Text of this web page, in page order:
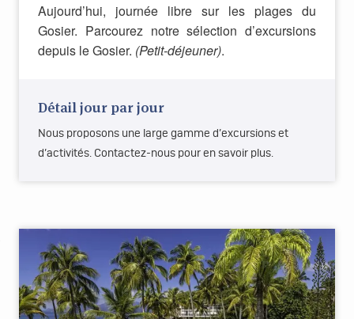
Aujourd’hui, journée libre sur les plages du
Gosier. Parcourez notre sélection d’excursions
depuis le Gosier. (Petit-déjeuner).
Détail jour par jour
Nous proposons une large gamme d’excursions et
d’activités. Contactez-nous pour en savoir plus.